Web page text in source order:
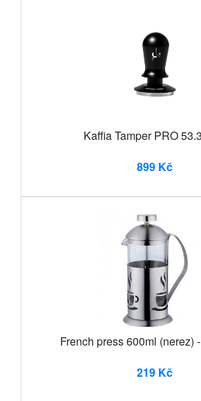
Kaffia Tamper PRO
899 Kč
French press 600ml (nerez)
219 Kč